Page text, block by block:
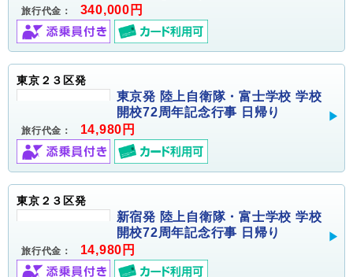
旅行代金： 340,000円
東京２３区発
東京発 陸上自衛隊・富士学校 学校
開校72周年記念行事 日帰り
旅行代金： 14,980円
東京２３区発
新宿発 陸上自衛隊・富士学校 学校
開校72周年記念行事 日帰り
旅行代金： 14,980円